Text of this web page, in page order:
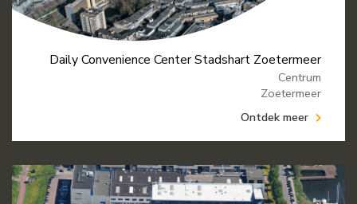
Daily Convenience Center Stadshart Zoetermeer
Centrum
Zoetermeer
Ontdek meer